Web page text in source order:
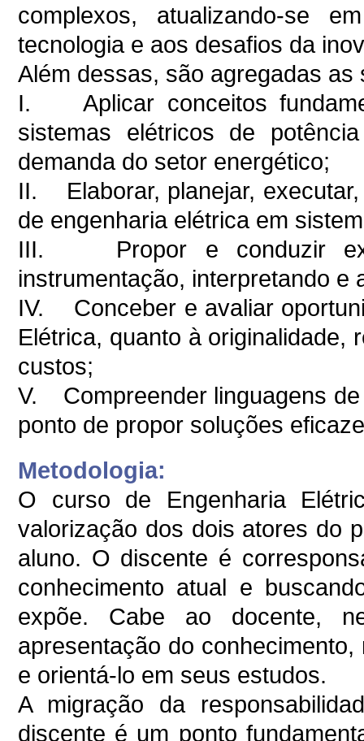
complexos, atualizando-se
tecnologia e aos desafios da
Além dessas, são agregadas
I. Aplicar conceitos
sistemas elétricos de
demanda do setor energético;
II. Elaborar, planejar,
de engenharia elétrica em
III. Propor e conduzir
instrumentação, interpretando e
IV. Conceber e avaliar
Elétrica, quanto à originalidade,
custos;
V. Compreender linguagens de
ponto de propor soluções
Metodologia:
O curso de Engenharia
valorização dos dois atores do
aluno. O discente é
conhecimento atual e
expõe. Cabe ao docente,
apresentação do
e orientá-lo em seus estudos.
A migração da
discente é um ponto